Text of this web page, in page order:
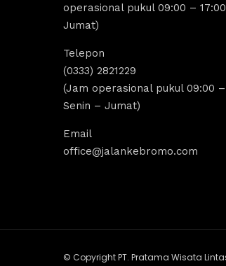
operasional pukul 09:00 –
Jumat)
Telepon
(0333) 2821229
(Jam operasional pukul 09:00
Senin – Jumat)
Email
office@jalankebromo.com
wisata bromo menyediakan sewa
bromo juga sewa Jeep malang.
tepat untuk segala aktivitas tour
sewu, tour bromo dan trip bromo.
mampir juga ke destinasi Air terjun
yang amazing banget
© Copyright PT. Pratama Wisata